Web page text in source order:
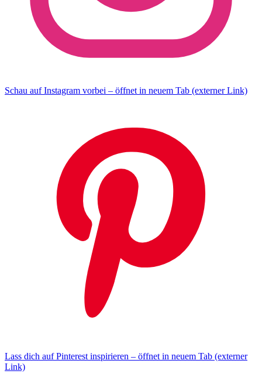
Schau auf Instagram vorbei – öffnet in neuem Tab (externer Link)
Lass dich auf Pinterest inspirieren – öffnet in neuem Tab (externer
Link)